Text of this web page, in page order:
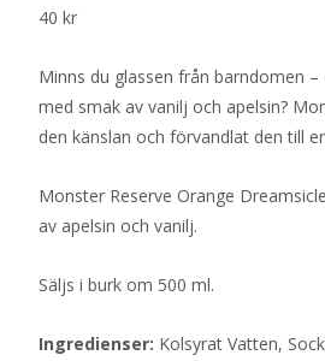
40 kr
Minns du glassen från barndomen
med smak av vanilj och apelsin?
den känslan och förvandlat den till
Monster Reserve Orange
av apelsin och vanilj.
Säljs i burk om 500 ml.
Ingredienser: Kolsyrat Vatten,